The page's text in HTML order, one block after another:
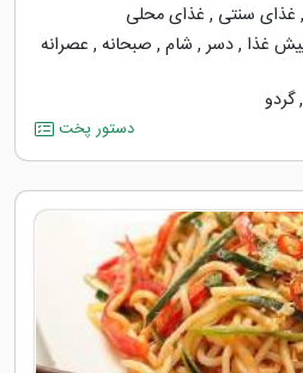
, غذای سنتی , غذای محلی
غذا ,دسر, شام , صبحانه , عصرانه
,گردو
دستور پخت